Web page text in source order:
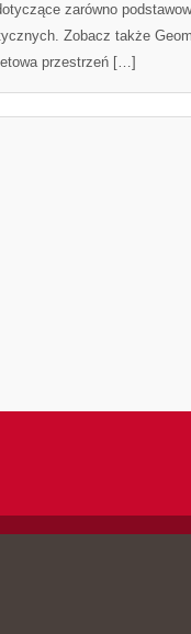
zarówno
Zobacz także
przestrzeń […]